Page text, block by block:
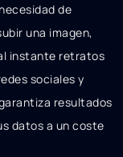
de
una imagen,
instante retratos
sociales y
resultados
datos a un coste